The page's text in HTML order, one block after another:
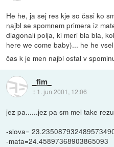
He he, ja sej res kje so časi ko
najbl se spomnem primera iz
diagonali polja, ki meri bla bla,
here we come baby)... he he
čas k je men najbl ostal v
_fim_
:: 1. jun 2001, 12:06
jez pa......jez pa sm mel take
-slova=
-mata=24.45897368903865093